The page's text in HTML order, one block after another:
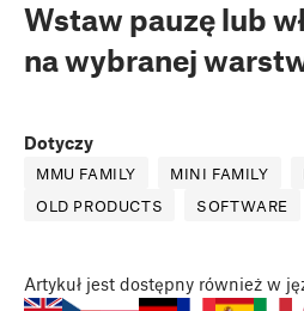
Wstaw pauzę lub
na wybranej
Dotyczy
MMU FAMILY MINI FAMILY
OLD PRODUCTS
SOFTWARE
Artykuł jest dostępny również w